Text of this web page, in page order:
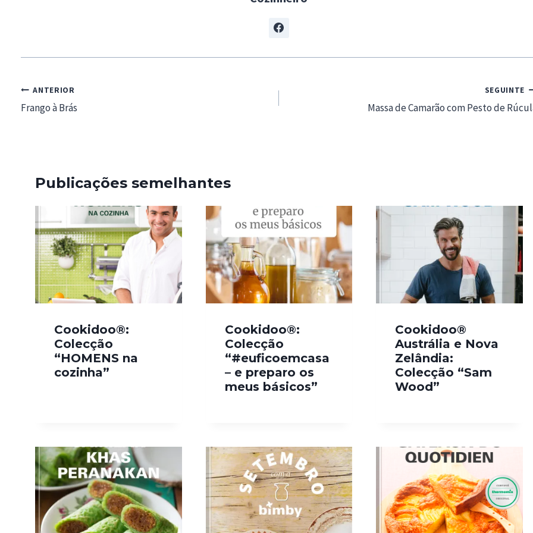
Navegação
de
ANTERIOR
Frango à Brás
SEGUINTE
Massa de Camarão com Pesto de
Publicações semelhantes
Cookidoo®:
Colecção
“HOMENS na
cozinha”
Cookidoo®:
Colecção
“#euficoemcasa
– e preparo os
meus básicos”
Cookidoo®
Austrália e Nova
Zelândia:
Colecção “Sam
Wood”